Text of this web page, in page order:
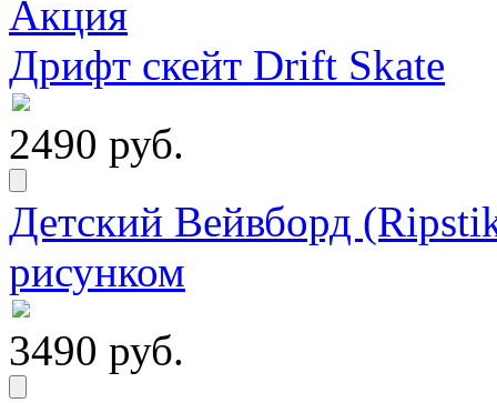
Дрифт скейт Drift Skate
2490 руб.
Детский Вейвборд
рисунком
3490 руб.